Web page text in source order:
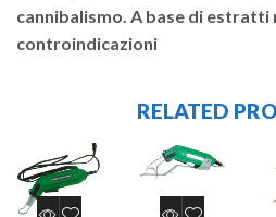
cannibalismo. A base di estratti
controindicazioni
RELATED